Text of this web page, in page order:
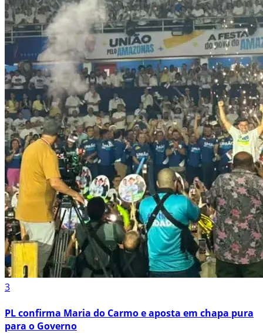
3
PL confirma Maria do Carmo e aposta em chapa pura
para o Governo